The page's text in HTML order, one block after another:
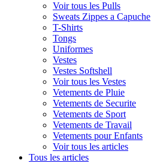
Voir tous les Pulls
Sweats Zippes a Capuche
T-Shirts
Tongs
Uniformes
Vestes
Vestes Softshell
Voir tous les Vestes
Vetements de Pluie
Vetements de Securite
Vetements de Sport
Vetements de Travail
Vetements pour Enfants
Voir tous les articles
Tous les articles